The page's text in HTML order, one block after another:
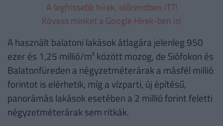
A legfrissebb hírek, időrendben ITT!
Kövess minket a Google Hírek-ben is!
A használt balatoni lakások átlagára jelenleg 950
ezer és 1,25 millió/m² között mozog, de Siófokon és
Balatonfüreden a négyzetméterárak a másfél millió
forintot is elérhetik, míg a vízparti, új építésű,
panorámás lakások esetében a 2 millió forint feletti
négyzetméterárak sem ritkák.